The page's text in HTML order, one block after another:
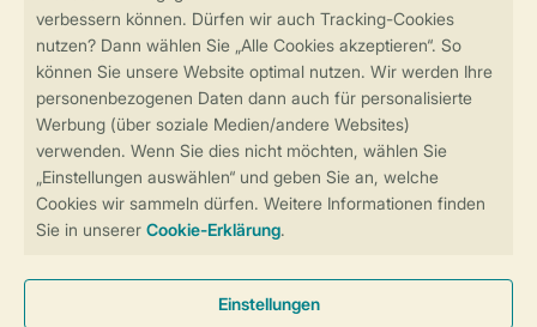
Sicherstellung Deiner Privatsphäre
Sicher und schnell zur Online-Buchung
Sichere Datenübertragung
Sicheres Bezahlen